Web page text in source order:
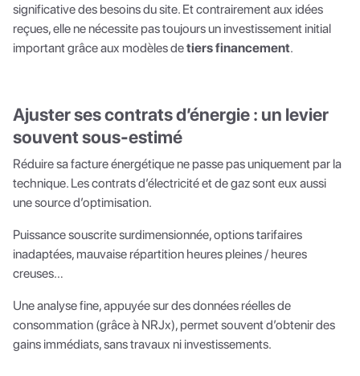
significative des besoins du site. Et contrairement aux idées
reçues, elle ne nécessite pas toujours un investissement initial
important grâce aux modèles detiers financement.
Ajuster ses contrats d’énergie : un levier
souvent sous-estimé
Réduire sa facture énergétique ne passe pas uniquement par la
technique. Les contrats d’électricité et de gaz sont eux aussi
une source d’optimisation.
Puissance souscrite surdimensionnée, options tarifaires
inadaptées, mauvaise répartition heures pleines / heures
creuses…
Une analyse fine, appuyée sur des données réelles de
consommation (grâce à NRJx), permet souvent d’obtenir des
gains immédiats, sans travaux ni investissements.